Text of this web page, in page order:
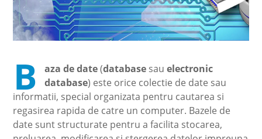
B aza de date(database sauelectronic
database) este orice colectie de date sau
informatii, special organizata pentru cautarea si
regasirea rapida de catre un computer. Bazele de
date sunt structurate pentru a facilita stocarea,